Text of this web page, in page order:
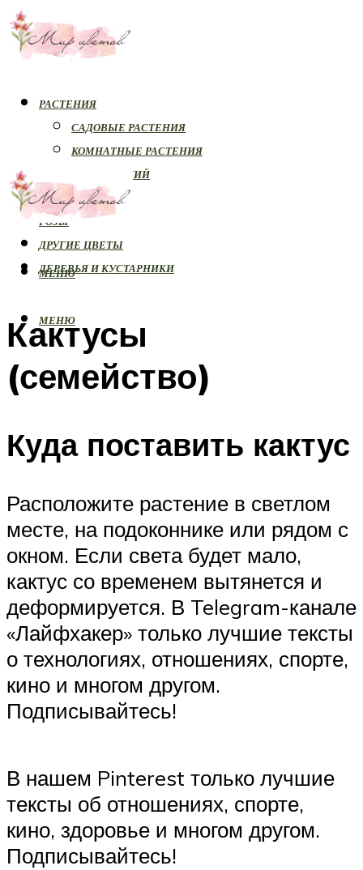
РАСТЕНИЯ
САДОВЫЕ РАСТЕНИЯ
КОМНАТНЫЕ РАСТЕНИЯ
БОЛЕЗНИ РАСТЕНИЙ
ОРХИДЕИ
РОЗЫ
ДРУГИЕ ЦВЕТЫ
ДЕРЕВЬЯ И КУСТАРНИКИ
МЕНЮ
МЕНЮ
Кактусы
(семейство)
Куда поставить кактус
Расположите растение в светлом
месте, на подоконнике или рядом с
окном. Если света будет мало,
кактус со временем вытянется и
деформируется. В Telegram-канале
«Лайфхакер» только лучшие тексты
о технологиях, отношениях, спорте,
кино и многом другом.
Подписывайтесь!
В нашем Pinterest только лучшие
тексты об отношениях, спорте,
кино, здоровье и многом другом.
Подписывайтесь!